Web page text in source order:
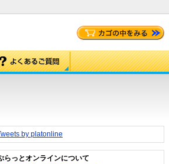
by platonline
らっとオンラインについて